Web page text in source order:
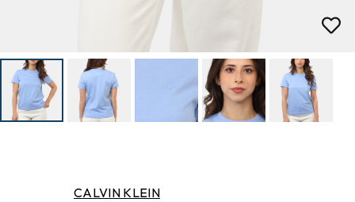
CALVIN KLEIN